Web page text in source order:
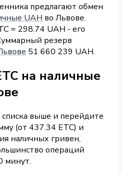
предлагают обмен
UAH во Львове.
= 298.74 UAH - его
резерв
51 660 239 UAH.
на наличные
выше и перейдите
(от 437.34 ETC) и
наличных гривен,
операций
минут.